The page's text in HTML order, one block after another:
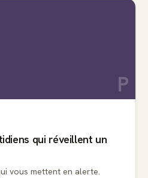
P
qui réveillent un
vous mettent en alerte.